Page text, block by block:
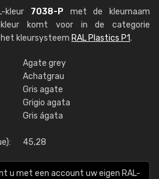
kleur 7038-P met de kleurnaam
kleur komt voor in de categorie
het kleursysteem RAL Plastics P1.
Agate grey
Achatgrau
Gris agate
Grigio agata
Gris ágata
45,28
u met een account uw eigen RAL-